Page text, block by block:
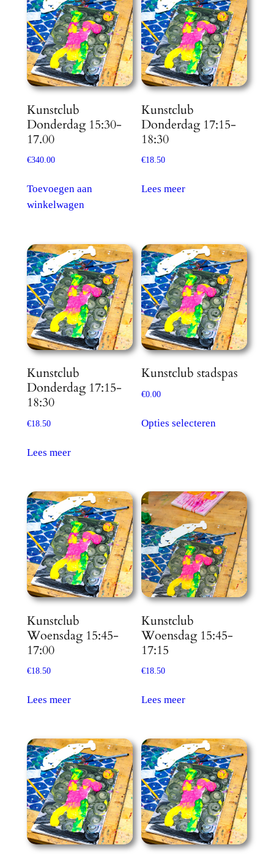
Kunstclub
Donderdag 15:30-
17.00
€340.00
Toevoegen aan
winkelwagen
Kunstclub
Donderdag 17:15-
18:30
€18.50
Lees meer
Kunstclub
Donderdag 17:15-
18:30
€18.50
Lees meer
Kunstclub stadspas
€0.00
Opties selecteren
Deze
optie
kan
gekozen
worden
op
de
Kunstclub
Woensdag 15:45-
17:00
€18.50
Lees meer
Kunstclub
Woensdag 15:45-
17:15
€18.50
Lees meer